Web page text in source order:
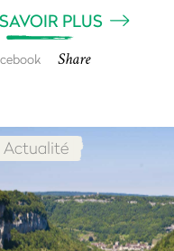
PLUS
Share
Actualité